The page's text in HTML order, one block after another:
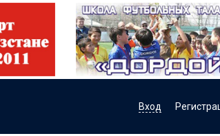
Вход